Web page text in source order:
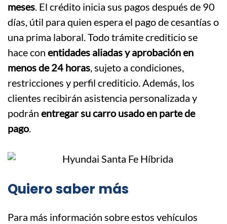
meses. El crédito inicia sus pagos después de 90
días, útil para quien espera el pago de cesantías o
una prima laboral. Todo trámite crediticio se
hace con entidades aliadas y aprobación en
menos de 24 horas, sujeto a condiciones,
restricciones y perfil crediticio. Además, los
clientes recibirán asistencia personalizada y
podrán entregar su carro usado en parte de
pago.
Quiero saber más
Para más información sobre estos vehículos